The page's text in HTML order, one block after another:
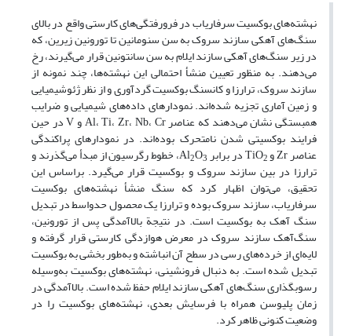
نهشته‌های بوکسیت سرفاریاب در فرورفتگی‌های کارستی واقع در بالای
سنگ‌های آهکی سازند سروک به سن سنومانین تا تورونین زیرین، که
در زیر سنگ‌های آهکی سازند ایلام به سن سانتونین قرار می‌گیرند، رخ
می‌دهند. به منظور تعیین منشأ احتمالی این نهشته‌ها، چند نمونه از
سازند سروک، ترارزا و کانسنگ بوکسیت گردآوری و از نظر ژئوشیمیایی
و زمین آماری تجزیه شده‌‌اند. نمودارهای داده‌های شیمیایی و ضرایب
همبستگی نشان می‌دهند که عناصر Al، Ti، Zr، Nb، Cr و V در حین
فرایند بوکسیتی شدن نامتحرک بوده‌اند. در نمودارهای پراکندگی
عناصر Zr و TiO 2 در برابر Al 2O3 ، خطوط رگرسیون از مبدأ می‌‌گذرند و
ترارزا در بین سازند سروک و بوکسیت قرار می‌گیرد. براساس این
تحقیق، می‌توان اظهار کرد که سنگ منشأ نهشته‌های بوکسیت
سرفاریاب، سازند سروک بوده و ترارزا یک محصول حدواسط در تبدیل
سنگ آهک به بوکسیت است. در نتیجة بالاآمدگی پس از تورونین،
سنگ‌آهک سازند سروک در معرض هوازدگی کارستی قرار ‌گرفته و
لایه‌ای از خرده‌های رسی در سطح آن انباشته و به‌طور بخشی به بوکسیت
تبدیل شده است. به دنبال فرونشینی، نهشته‌های بوکسیت به‌وسیله
رسوبگذاری سنگ‌های آهکی سازند ایلام حفظ شده است. بالاآمدگی در
زمان پلیوسن همراه با فرسایش بعدی، نهشته‌های بوکسیت را در
وضعیت کنونی ظاهر کرد.